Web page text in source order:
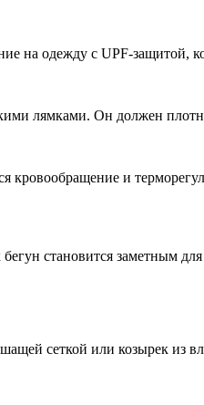
на одежду с UPF-защитой,
лямками. Он должен
и
становится заметным
сеткой или козырек из